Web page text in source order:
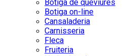
Botiga de queviures
Botiga on-line
Cansaladeria
Carnisseria
Fleca
Fruiteria